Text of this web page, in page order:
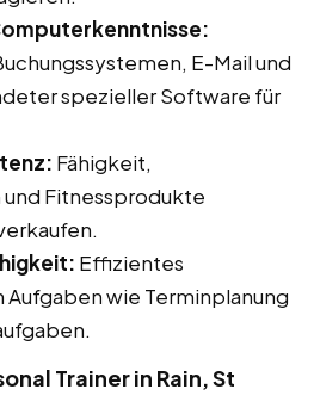
E-Mail und
spezieller Software für
Fähigkeit,
Fitnessprodukte
Effizientes
Aufgaben wie Terminplanung
Trainer in Rain, St